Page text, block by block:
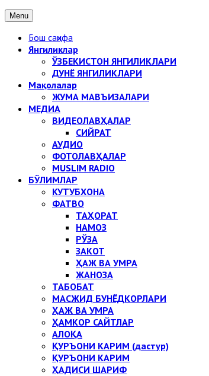
Menu
Бош саҳифа
Янгиликлар
ЎЗБЕКИСТОН ЯНГИЛИКЛАРИ
ДУНЁ ЯНГИЛИКЛАРИ
Мақолалар
ЖУМА МАВЪИЗАЛАРИ
МЕДИА
ВИДЕОЛАВҲАЛАР
СИЙРАТ
АУДИО
ФОТОЛАВҲАЛАР
MUSLIM RADIO
БЎЛИМЛАР
КУТУБХОНА
ФАТВО
ТАҲОРАТ
НАМОЗ
РЎЗА
ЗАКОТ
ҲАЖ ВА УМРА
ЖАНОЗА
ТАБОБАТ
МАСЖИД БУНЁДКОРЛАРИ
ҲАЖ ВА УМРА
ҲАМКОР САЙТЛАР
АЛОҚА
ҚУРЪОНИ КАРИМ (дастур)
ҚУРЪОНИ КАРИМ
ҲАДИСИ ШАРИФ